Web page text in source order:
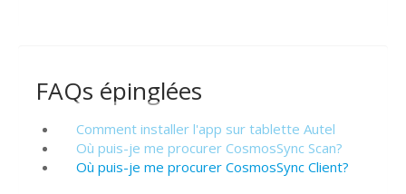
FAQs épinglées
Comment installer l'app sur tablette Autel
Où puis-je me procurer CosmosSync Scan?
Où puis-je me procurer CosmosSync Client?